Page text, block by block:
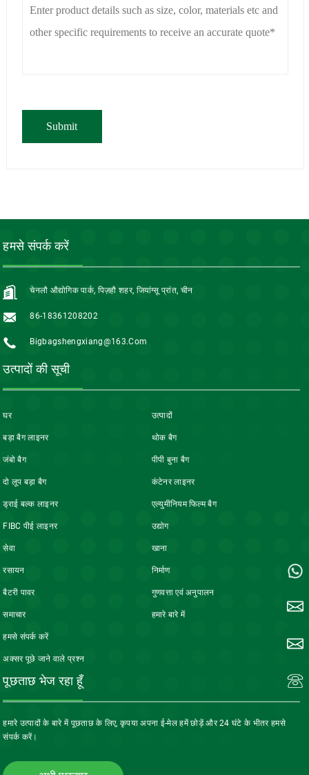
हमसे संपर्क करें
चेनलौ औद्योगिक पार्क, पिज़हौ शहर, जियांग्सू प्रांत, चीन
86-18361208202
Bigbagshengxiang@163.com
उत्पादों की सूची
घर उत्पादों
बड़ा बैग लाइनर थोक बैग
जंबो बैग पीपी बुना बैग
दो लूप बड़ा बैग कंटेनर लाइनर
ड्राई बल्क लाइनर एल्युमीनियम फिल्म बैग
FIBC पीई लाइनर उद्योग
सेवा खाना
रसायन निर्माण
बैटरी पावर गुणवत्ता एवं अनुपालन
समाचार हमारे बारे में
हमसे संपर्क करें
अक्सर पूछे जाने वाले प्रश्न
पूछताछ भेज रहा हूँ
हमारे उत्पादों के बारे में पूछताछ के लिए, कृपया अपना ई-मेल हमें छोड़ें और 24 घंटे के भीतर हमसे
संपर्क करें।